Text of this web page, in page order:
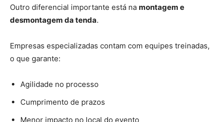
Outro diferencial importante está na montagem e
desmontagem da tenda.
Empresas especializadas contam com equipes treinadas,
o que garante:
Agilidade no processo
Cumprimento de prazos
Menor impacto no local do evento